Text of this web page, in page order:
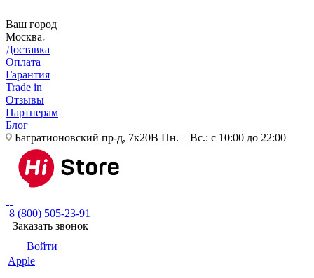
Ваш город
Москва
Доставка
Оплата
Гарантия
Trade in
Отзывы
Партнерам
Блог
Багратионовский пр-д, 7к20В Пн. – Вс.: с 10:00 до 22:00
8 (800) 505-23-91
Заказать звонок
Войти
Apple